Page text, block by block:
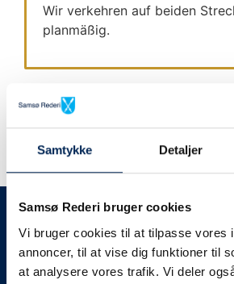
Samtykke Detaljer
Samsø Rederi bruger cookies
Vi bruger cookies til at tilpasse vores
annoncer, til at vise dig funktioner til
at analysere vores trafik. Vi deler
Wir verkehren auf beiden
planmäßig.
Wir geben immer Bescheid
Wir werden